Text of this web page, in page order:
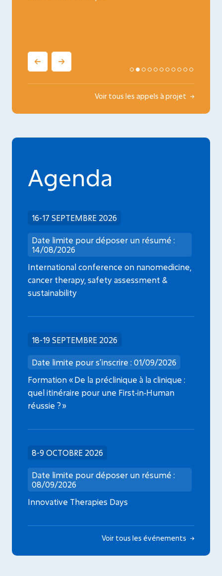
Voir tous les appels à projet
Agenda
16-17 SEPTEMBRE 2026
Date limite pour déposer un résumé :
14/08/2026
International conference on nanomedicine,
cancer therapy, safety assessment &
sustainability
18-19 SEPTEMBRE 2026
Date limite pour s’inscrire : 01/09/2026
Formation « De la préclinique à la clinique :
quel itinéraire pour une First‑in‑Human
réussie ? »
8-9 OCTOBRE 2026
Date limite pour déposer un résumé :
08/09/2026
Innovative Therapies Days
Voir tous les événements